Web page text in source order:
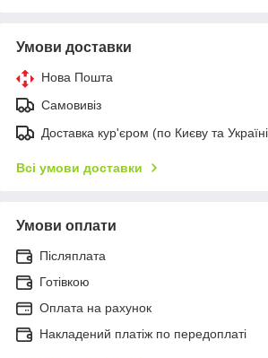
Умови доставки
Нова Пошта
Самовивіз
Доставка кур'єром (по Києву та
Всі умови доставки
Умови оплати
Післяплата
Готівкою
Оплата на рахунок
Накладений платіж по передоплаті